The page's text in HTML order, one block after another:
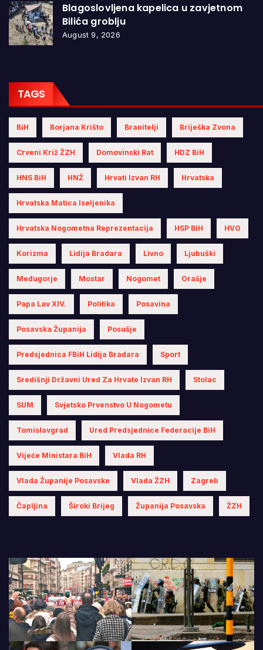
Blagoslovljena kapelica u zavjetnom
Bilića groblju
August 9, 2026
TAGS
BiH Borjana Krišto Branitelji Briješka Zvona
Crveni Križ ŽZH Domovinski Rat HDZ BiH
HNS BiH HNŽ Hrvati Izvan RH Hrvatska
Hrvatska Matica Iseljenika
Hrvatska Nogometna Reprezentacija HSP BiH HVO
Korizma Lidija Bradara Livno Ljubuški
Međugorje Mostar Nogomet Orašje
Papa Lav XIV. Politika Posavina
Posavska Županija Posušje
Predsjednica FBiH Lidija Bradara Sport
Središnji Državni Ured Za Hrvate Izvan RH Stolac
SUM Svjetsko Prvenstvo U Nogometu
Tomislavgrad Ured Predsjednice Federacije BiH
Vijeće Ministara BiH Vlada RH
Vlada Županije Posavske Vlada ŽZH Zagreb
Čapljina Široki Brijeg Županija Posavska ŽZH